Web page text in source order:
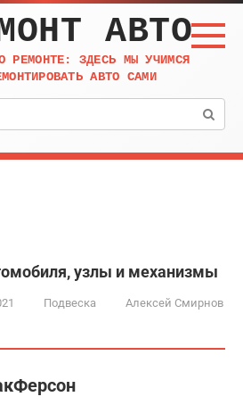
АВТО
РЕМОНТЕ: ЗДЕСЬ МЫ УЧИМСЯ
АВТО САМИ
узлы и механизмы
Подвеска Алексей Смирнов